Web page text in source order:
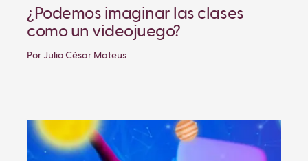
¿Podemos imaginar las clases
como un videojuego?
Por Julio César Mateus